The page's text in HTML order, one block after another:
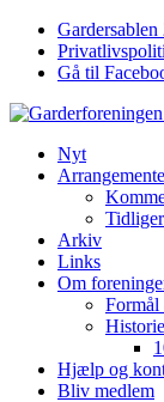
Gå til
Nyt
Arkiv
Links
Om
Formål
Historie
Hjælp og
Bliv medlem